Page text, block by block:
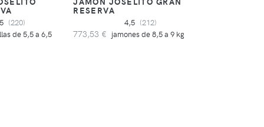
(220)
de 5,5 a 6,5
RESERVA
4,5 (212)
773,53 € jamones de 8,5 a 9 kg